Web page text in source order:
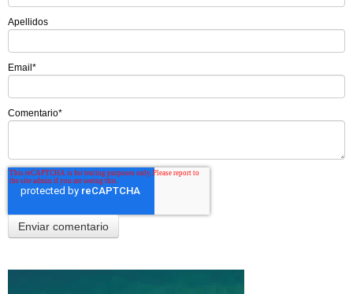
Apellidos
Email *
Comentario*